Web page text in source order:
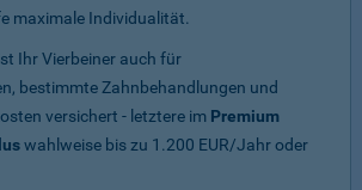
maximale Individualität.
Ihr Vierbeiner auch für
bestimmte Zahnbehandlungen und
versichert - letztere im Premium
wahlweise bis zu 1.200 EUR/Jahr oder